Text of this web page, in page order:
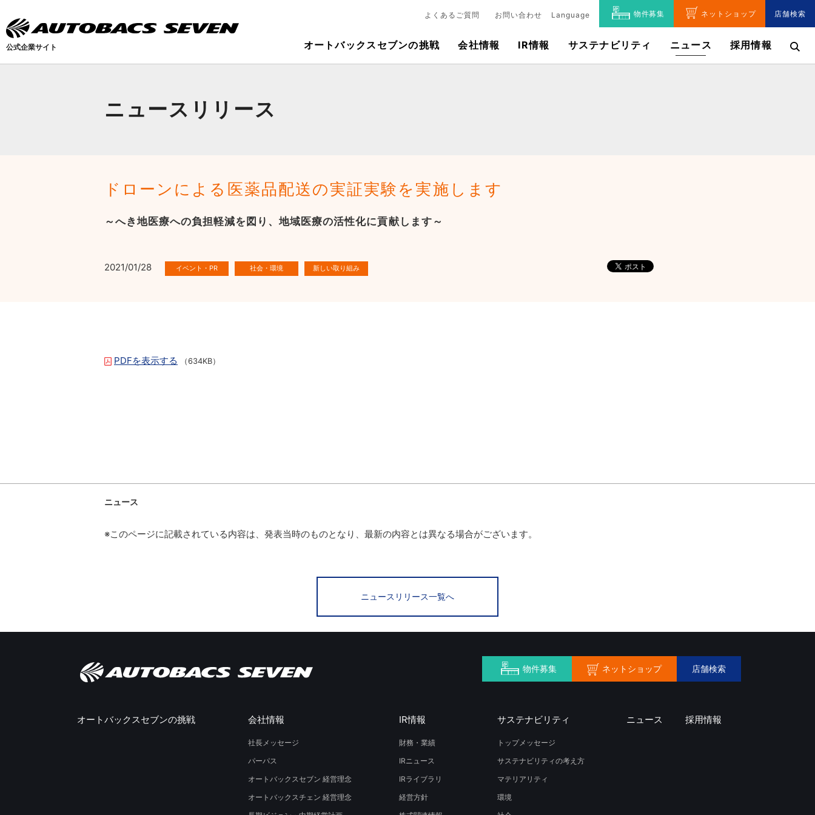
ニュースリリース
ドローンによる医薬品配送の実証実験を実施します
～へき地医療への負担軽減を図り、地域医療の活性化に貢献します～
2021/01/28
PDFを表示する （634KB）
公式企業サイト
よくあるご質問 お問い合わせ Language 物件募集 ネットショップ 店舗検索
オートバックスセブンの挑戦 会社情報 IR情報 サステナビリティ ニュース 採用情報
ニュース
※このページに記載されている内容は、発表当時のものとなり、最新の内容とは異なる場合がございます。
ニュースリリース一覧へ
物件募集 ネットショップ 店舗検索
オートバックスセブンの挑戦 会社情報
社長メッセージ
パーパス
オートバックスセブン 経営理念
オートバックスチェン 経営理念
IR情報
財務・業績
IRニュース
IRライブラリ
経営方針
サステナビリティ
トップメッセージ
サステナビリティの考え方
マテリアリティ
環境
ニュース 採用情報